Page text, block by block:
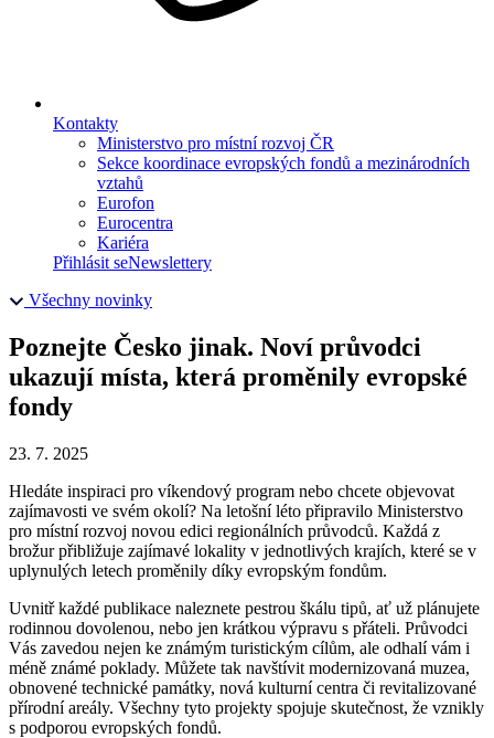
Kontakty
Ministerstvo pro místní rozvoj ČR
Sekce koordinace evropských fondů a mezinárodních
vztahů
Eurofon
Eurocentra
Kariéra
Přihlásit seNewslettery
Všechny novinky
Poznejte Česko jinak. Noví průvodci
ukazují místa, která proměnily evropské
fondy
23. 7. 2025
Hledáte inspiraci pro víkendový program nebo chcete objevovat
zajímavosti ve svém okolí? Na letošní léto připravilo Ministerstvo
pro místní rozvoj novou edici regionálních průvodců. Každá z
brožur přibližuje zajímavé lokality v jednotlivých krajích, které se v
uplynulých letech proměnily díky evropským fondům.
Uvnitř každé publikace naleznete pestrou škálu tipů, ať už plánujete
rodinnou dovolenou, nebo jen krátkou výpravu s přáteli. Průvodci
Vás zavedou nejen ke známým turistickým cílům, ale odhalí vám i
méně známé poklady. Můžete tak navštívit modernizovaná muzea,
obnovené technické památky, nová kulturní centra či revitalizované
přírodní areály. Všechny tyto projekty spojuje skutečnost, že vznikly
s podporou evropských fondů.